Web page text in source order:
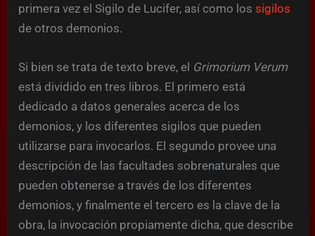
primera vez el Sigilo de Lucifer, así como lossigilos
de otros demonios.
Si bien se trata de texto breve, el Grimorium Verum
está dividido en tres libros. El primero está
dedicado a datos generales acerca de los
demonios, y los diferentes sigilos que pueden
utilizarse para invocarlos. El segundo provee una
descripción de las facultades sobrenaturales que
pueden obtenerse a través de los diferentes
demonios, y finalmente el tercero es la clave de la
obra, la invocación propiamente dicha, que describe